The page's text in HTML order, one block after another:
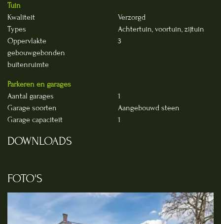
Tuin
Kwaliteit
Verzorgd
Types
Achtertuin, voortuin, zijtuin
Oppervlakte
gebouwgebonden
buitenruimte
3
Parkeren en garages
Aantal garages
1
Garage soorten
Aangebouwd steen
Garage capaciteit
1
DOWNLOADS
FOTO'S
overslaan